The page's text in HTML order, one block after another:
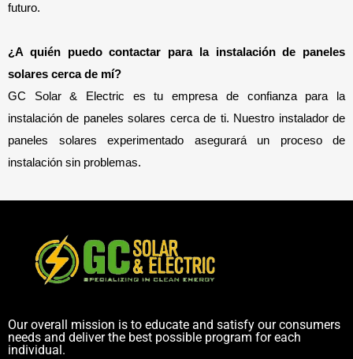
futuro.
¿A quién puedo contactar para la instalación de paneles
solares cerca de mí?
GC Solar & Electric es tu empresa de confianza para la
instalación de paneles solares cerca de ti. Nuestro instalador de
paneles solares experimentado asegurará un proceso de
instalación sin problemas.
Our overall mission is to educate and satisfy our consumers
needs and deliver the best possible program for each
individual.